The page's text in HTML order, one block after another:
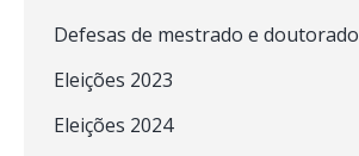
Defesas de mestrado e doutorado
Eleições 2023
Eleições 2024